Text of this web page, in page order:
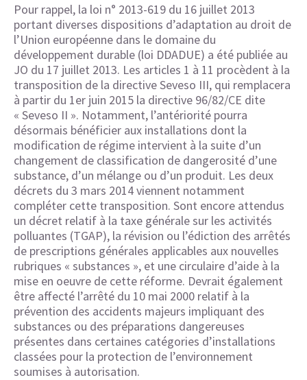
Pour rappel, la loi n° 2013-619 du 16 juillet 2013
portant diverses dispositions d’adaptation au droit de
l’Union européenne dans le domaine du
développement durable (loi DDADUE) a été publiée au
JO du 17 juillet 2013. Les articles 1 à 11 procèdent à la
transposition de la directive Seveso III, qui remplacera
à partir du 1er juin 2015 la directive 96/82/CE dite
« Seveso II ». Notamment, l’antériorité pourra
désormais bénéficier aux installations dont la
modification de régime intervient à la suite d’un
changement de classification de dangerosité d’une
substance, d’un mélange ou d’un produit. Les deux
décrets du 3 mars 2014 viennent notamment
compléter cette transposition. Sont encore attendus
un décret relatif à la taxe générale sur les activités
polluantes (TGAP), la révision ou l’édiction des arrêtés
de prescriptions générales applicables aux nouvelles
rubriques « substances », et une circulaire d’aide à la
mise en oeuvre de cette réforme. Devrait également
être affecté l’arrêté du 10 mai 2000 relatif à la
prévention des accidents majeurs impliquant des
substances ou des préparations dangereuses
présentes dans certaines catégories d’installations
classées pour la protection de l’environnement
soumises à autorisation.